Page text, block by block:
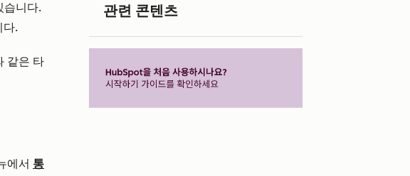
습니다.
다.
같은 타
에서 통
관련 콘텐츠